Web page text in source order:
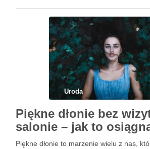
na wygląd naszych włosów. …
Uroda
Piękne dłonie bez
salonie – jak to
Piękne dłonie to marzenie wielu z nas,